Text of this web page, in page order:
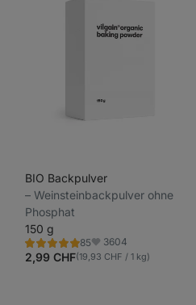
BIO Backpulver
⁠–⁠ Weinsteinbackpulver ohne
Phosphat
150 g
85
Bewertung
4.9/5,
85
Favoriten
3604
2,99 CHF(19,93 CHF / 1 kg)